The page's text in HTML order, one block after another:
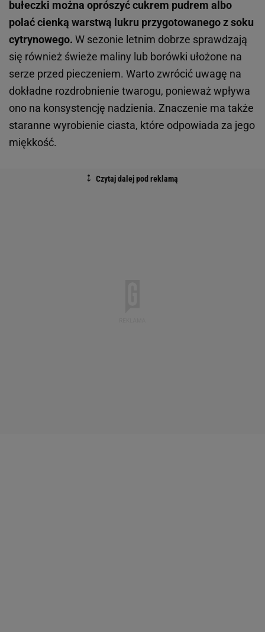
bułeczki można oprószyć cukrem pudrem albo
polać cienką warstwą lukru przygotowanego z soku
cytrynowego. W sezonie letnim dobrze sprawdzają
się również świeże maliny lub borówki ułożone na
serze przed pieczeniem. Warto zwrócić uwagę na
dokładne rozdrobnienie twarogu, ponieważ wpływa
ono na konsystencję nadzienia. Znaczenie ma także
staranne wyrobienie ciasta, które odpowiada za jego
miękkość.